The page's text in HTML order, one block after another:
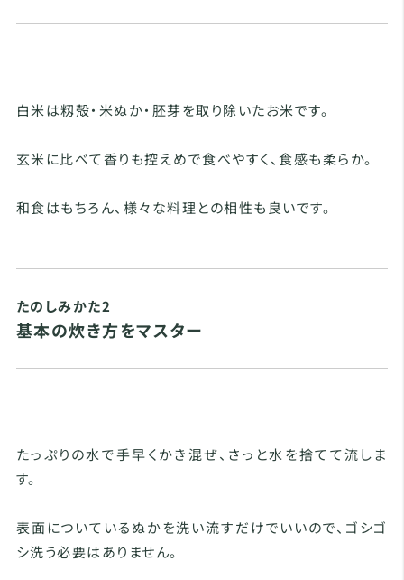
白米は籾殻・米ぬか・胚芽を取り除いたお米です。
玄米に比べて香りも控えめで食べやすく、食感も柔らか。
和食はもちろん、様々な料理との相性も良いです。
たのしみかた2
基本の炊き方をマスター
たっぷりの水で手早くかき混ぜ、さっと水を捨てて流しま
す。
表面についているぬかを洗い流すだけでいいので、ゴシゴ
シ洗う必要はありません。